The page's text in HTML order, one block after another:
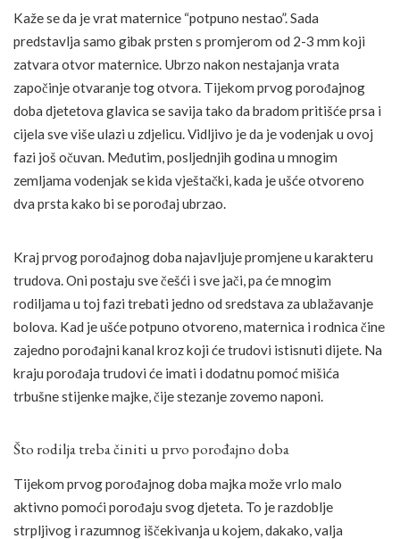
Kaže se da je vrat maternice “potpuno nestao”. Sada
predstavlja samo gibak prsten s promjerom od 2-3 mm koji
zatvara otvor maternice. Ubrzo nakon nestajanja vrata
započinje otvaranje tog otvora. Tijekom prvog porođajnog
doba djetetova glavica se savija tako da bradom pritišće prsa i
cijela sve više ulazi u zdjelicu. Vidljivo je da je vodenjak u ovoj
fazi još očuvan. Međutim, posljednjih godina u mnogim
zemljama vodenjak se kida vještački, kada je ušće otvoreno
dva prsta kako bi se porođaj ubrzao.
Kraj prvog porođajnog doba najavljuje promjene u karakteru
trudova. Oni postaju sve češći i sve jači, pa će mnogim
rodiljama u toj fazi trebati jedno od sredstava za ublažavanje
bolova. Kad je ušće potpuno otvoreno, maternica i rodnica čine
zajedno porođajni kanal kroz koji će trudovi istisnuti dijete. Na
kraju porođaja trudovi će imati i dodatnu pomoć mišića
trbušne stijenke majke, čije stezanje zovemo naponi.
Što rodilja treba činiti u prvo porođajno doba
Tijekom prvog porođajnog doba majka može vrlo malo
aktivno pomoći porođaju svog djeteta. To je razdoblje
strpljivog i razumnog iščekivanja u kojem, dakako, valja